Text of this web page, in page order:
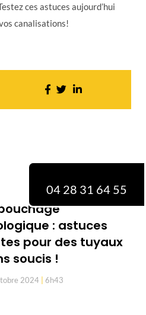
ces astuces aujourd’hui
canalisations!
: astuces
pour des tuyaux
soucis !
2024 6h43
04 28 31 64 55